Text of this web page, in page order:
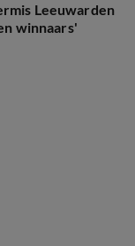
Leeuwarden
winnaars'